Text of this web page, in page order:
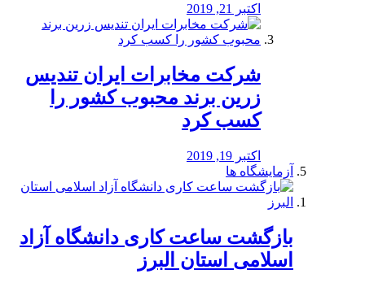
اکتبر 21, 2019
شرکت مخابرات ایران تندیس
زرین برند محبوب کشور را
کسب کرد
اکتبر 19, 2019
آزمایشگاه ها
بازگشت ساعت کاری دانشگاه آزاد
اسلامی استان البرز